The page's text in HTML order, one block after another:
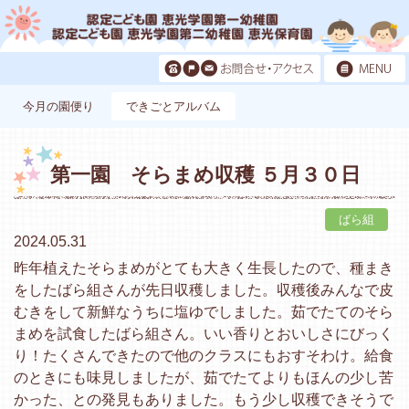
今月の園便り できごとアルバム
第一園 そらまめ収穫 ５月３０日
ばら組
2024.05.31
昨年植えたそらまめがとても大きく生長したので、種まき
をしたばら組さんが先日収穫しました。収穫後みんなで皮
むきをして新鮮なうちに塩ゆでしました。茹でたてのそら
まめを試食したばら組さん。いい香りとおいしさにびっく
り！たくさんできたので他のクラスにもおすそわけ。給食
のときにも味見しましたが、茹でたてよりもほんの少し苦
かった、との発見もありました。もう少し収穫できそうで